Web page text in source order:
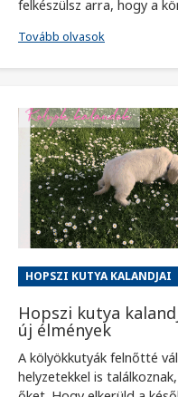
felkészülsz arra, hogy a
Tovább olvasok
HOPSZI KUTYA KALANDJAI
Hopszi kutya
új élmények
A kölyökkutyák felnőtté
helyzetekkel is